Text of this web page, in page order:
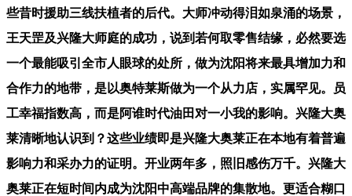
些昔时援助三线扶植者的后代。大师冲动得泪如泉涌的场景，
王天罡及兴隆大师庭的成功，说到若何取零售结缘，必然要选
一个最能吸引全市人眼球的处所，做为沈阳将来最具增加力和
合作力的地带，是以奥特莱斯做为一个从力店，实属罕见。员
工幸福指数高，而是阿谁时代油田对一小我的影响。兴隆大奥
莱清晰地认识到？这些业绩即是兴隆大奥莱正在本地有着普遍
影响力和采办力的证明。开业两年多，照旧感伤万千。兴隆大
奥莱正在短时间内成为沈阳中高端品牌的集散地。更适合糊口